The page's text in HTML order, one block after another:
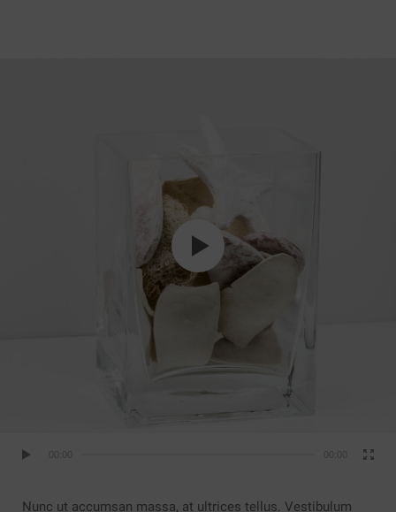
00:00 00:00
Nunc ut accumsan massa, at ultrices tellus. Vestibulum